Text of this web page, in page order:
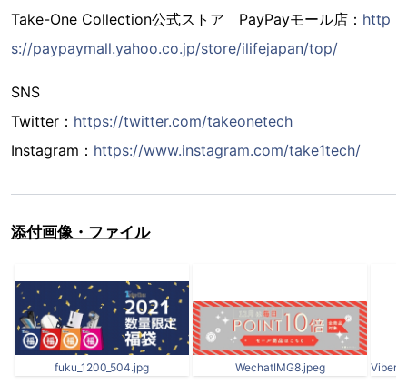
Take-One Collection公式ストア PayPayモール店： http
s://paypaymall.yahoo.co.jp/store/ilifejapan/top/
SNS
Twitter： https://twitter.com/takeonetech
Instagram： https://www.instagram.com/take1tech/
添付画像・ファイル
fuku_1200_504.jpg WechatIMG8.jpeg